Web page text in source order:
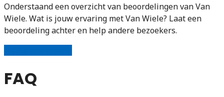
Onderstaand een overzicht van beoordelingen van Van
Wiele. Wat is jouw ervaring met Van Wiele? Laat een
beoordeling achter en help andere bezoekers.
FAQ